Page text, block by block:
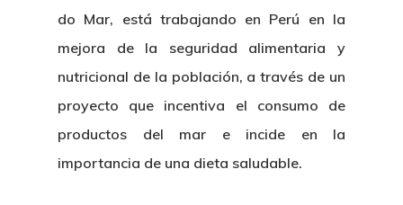
do Mar, está trabajando en Perú en la
mejora de la seguridad alimentaria y
nutricional de la población, a través de un
proyecto que incentiva el consumo de
productos del mar e incide en la
importancia de una dieta saludable.